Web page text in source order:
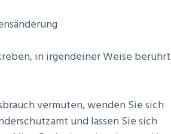
in irgendeiner Weise berührt
vermuten, wenden Sie sich
und lassen Sie sich